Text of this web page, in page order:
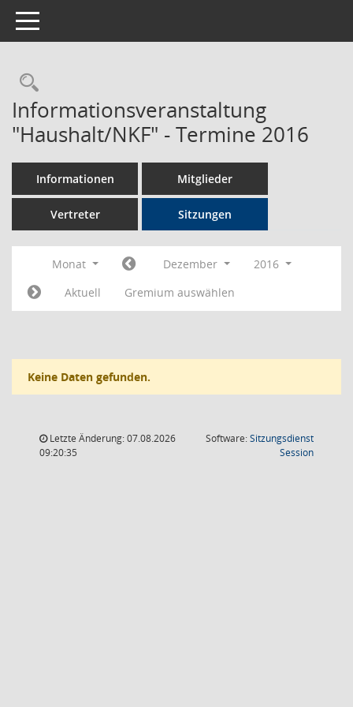
Toggle navigation
Rechercheauswahl
Informationsveranstaltung
"Haushalt/NKF" - Termine 2016
Informationen Mitglieder
Vertreter Sitzungen
Monat Dezember
2016
Aktuell
Gremium auswählen
Keine Daten gefunden.
Letzte Änderung: 07.08.2026
09:20:35
Software:Sitzungsdienst
Session(Wird in